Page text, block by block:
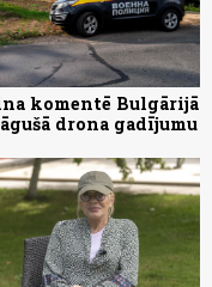
komentē Bulgārijā
drona gadījumu